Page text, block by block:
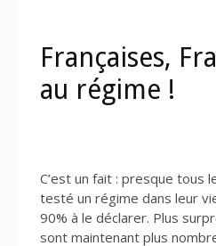
Françaises,
au régime !
C’est un fait : presque tous
testé un régime dans leur
90% à le déclarer. Plus
sont maintenant plus